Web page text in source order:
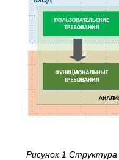
Рисунок 1